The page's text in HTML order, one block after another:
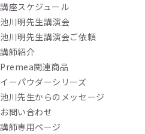
講座スケジュール
池川明先生講演会
池川明先生講演会ご依頼
講師紹介
Premea関連商品
イーパウダーシリーズ
池川先生からのメッセージ
お問い合わせ
講師専用ページ